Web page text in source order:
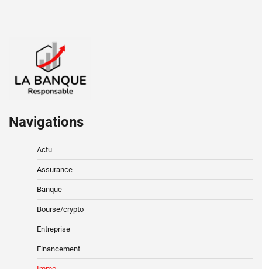
Navigations
Actu
Assurance
Banque
Bourse/crypto
Entreprise
Financement